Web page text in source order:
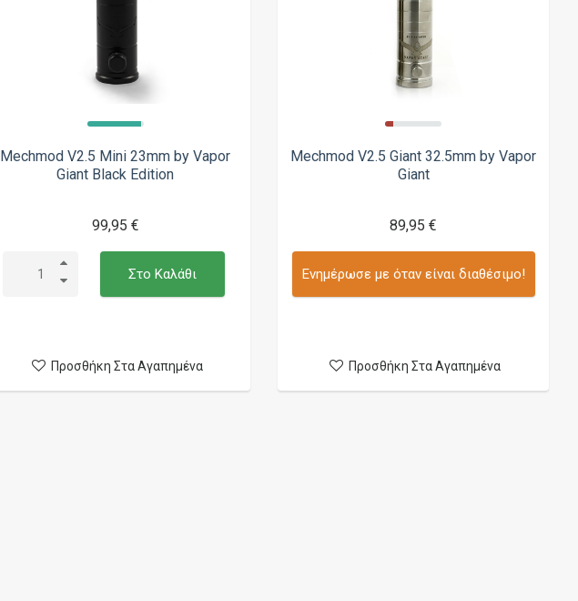
Mechmod V2.5 Mini 23mm by Vapor
Giant Black Edition
99,95 €
Στο Καλάθι
Προσθήκη Στα Αγαπημένα
Mechmod V2.5 Giant 32.5mm by Vapor
Giant
89,95 €
Ενημέρωσε με όταν είναι διαθέσιμο!
Προσθήκη Στα Αγαπημένα